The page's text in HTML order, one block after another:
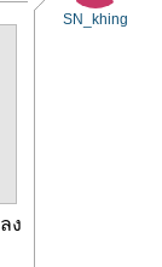
SN_khing
ง